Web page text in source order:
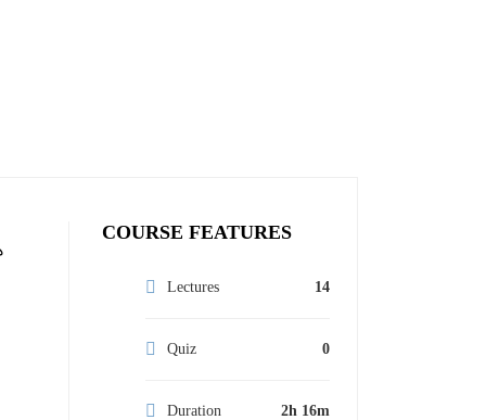
COURSE FEATURES
Lectures 14
Quiz 0
Duration 2h 16m